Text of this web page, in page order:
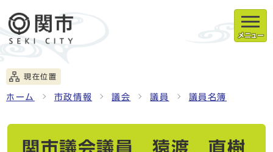
メニュー
現在位置
ホーム 市政情報 議会 議員 議員名簿
関市議会議員 猿渡 直樹